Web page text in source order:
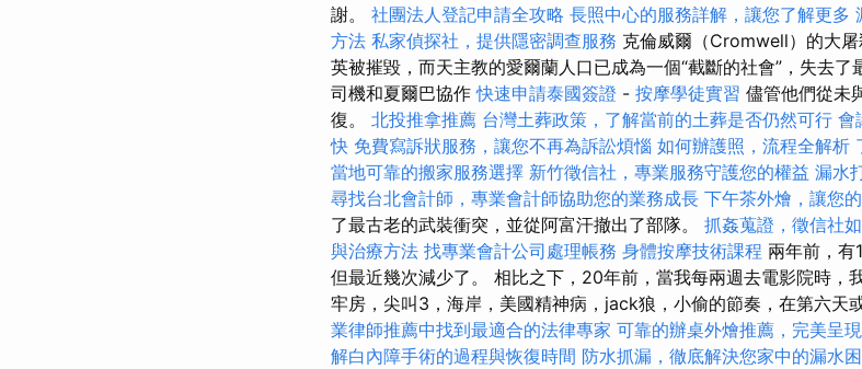
謝。 社團法人登記申請全攻略 長照中心的服務詳解，讓您了解更多
方法 私家偵探社，提供隱密調查服務 克倫威爾（Cromwell）的大
英被摧毀，而天主教的愛爾蘭人口已成為一個“截斷的社會”，失去了
司機和夏爾巴協作快速申請泰國簽證 - 按摩學徒實習 儘管他們從未
復。 北投推拿推薦 台灣土葬政策，了解當前的土葬是否仍然可行 會
快 免費寫訴狀服務，讓您不再為訴訟煩惱 如何辦護照，流程全解析
當地可靠的搬家服務選擇 新竹徵信社，專業服務守護您的權益 漏水
尋找台北會計師，專業會計師協助您的業務成長 下午茶外燴，讓您
了最古老的武裝衝突，並從阿富汗撤出了部隊。 抓姦蒐證，徵信社
與治療方法 找專業會計公司處理帳務 身體按摩技術課程 兩年前，有
但最近幾次減少了。 相比之下，20年前，當我每兩週去電影院時，
牢房，尖叫3，海岸，美國精神病，jack狼，小偷的節奏，在第六天
業律師推薦中找到最適合的法律專家 可靠的辦桌外燴推薦，完美呈
解白內障手術的過程與恢復時間 防水抓漏，徹底解決您家中的漏水